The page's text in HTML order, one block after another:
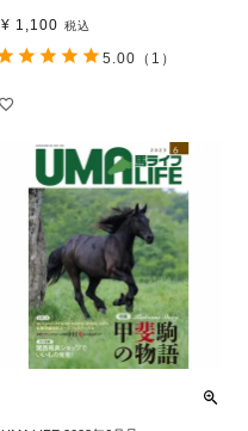
¥ 1,100 税込
5.00 （1）